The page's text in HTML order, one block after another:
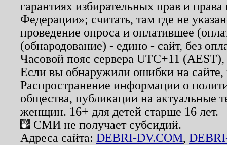
гарантиях избирательных прав и
Федерации»; считать, там где не
проведение опроса и оплатившее
(обнародование) - едино - сайт, без
Часовой пояс сервера UTC+11
Если вы обнаружили ошибки на
Распространение информации о
общества, публикации на актуальные
женщин. 16+ для детей старше 16 лет.
СМИ не получает субсидий.
Адреса сайта: DEBRI-DV.COM,